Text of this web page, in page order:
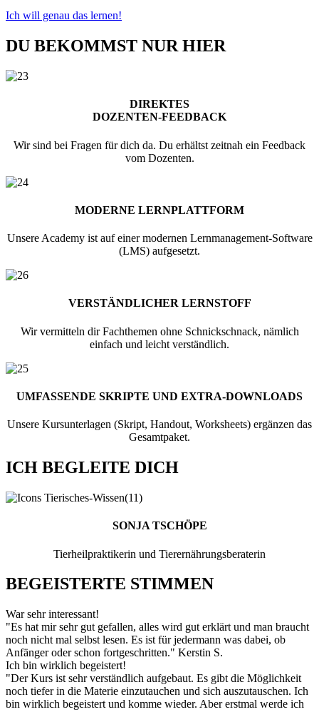
Ich will genau das lernen!
DU BEKOMMST NUR HIER
DIREKTES
DOZENTEN-FEEDBACK
Wir sind bei Fragen für dich da. Du erhältst zeitnah ein Feedback
vom Dozenten.
MODERNE LERNPLATTFORM
Unsere Academy ist auf einer modernen Lernmanagement-Software
(LMS) aufgesetzt.
VERSTÄNDLICHER LERNSTOFF
Wir vermitteln dir Fachthemen ohne Schnickschnack, nämlich
einfach und leicht verständlich.
UMFASSENDE SKRIPTE UND EXTRA-DOWNLOADS
Unsere Kursunterlagen (Skript, Handout, Worksheets) ergänzen das
Gesamtpaket.
ICH BEGLEITE DICH
SONJA TSCHÖPE
Tierheilpraktikerin und Tierernährungsberaterin
BEGEISTERTE STIMMEN
War sehr interessant!
"Es hat mir sehr gut gefallen, alles wird gut erklärt und man braucht
noch nicht mal selbst lesen. Es ist für jedermann was dabei, ob
Anfänger oder schon fortgeschritten." Kerstin S.
Ich bin wirklich begeistert!
"Der Kurs ist sehr verständlich aufgebaut. Es gibt die Möglichkeit
noch tiefer in die Materie einzutauchen und sich auszutauschen. Ich
bin wirklich begeistert und komme wieder. Aber erstmal werde ich